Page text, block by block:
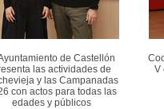
de Castellón
las actividades de
y las Campanadas
con actos para todas las
edades y públicos
V